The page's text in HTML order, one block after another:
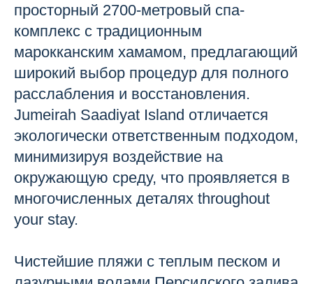
просторный 2700-метровый спа-
комплекс с традиционным
марокканским хамамом, предлагающий
широкий выбор процедур для полного
расслабления и восстановления.
Jumeirah Saadiyat Island отличается
экологически ответственным подходом,
минимизируя воздействие на
окружающую среду, что проявляется в
многочисленных деталях throughout
your stay.
Чистейшие пляжи с теплым песком и